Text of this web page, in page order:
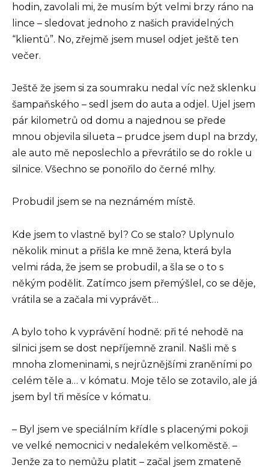
hodin, zavolali mi, že musím být velmi brzy ráno na
lince – sledovat jednoho z našich pravidelných
“klientů”. No, zřejmě jsem musel odjet ještě ten
večer.
Ještě že jsem si za soumraku nedal víc než sklenku
šampaňského – sedl jsem do auta a odjel. Ujel jsem
pár kilometrů od domu a najednou se přede
mnou objevila silueta – prudce jsem dupl na brzdy,
ale auto mě neposlechlo a převrátilo se do rokle u
silnice. Všechno se ponořilo do černé mlhy.
Probudil jsem se na neznámém místě.
Kde jsem to vlastně byl? Co se stalo? Uplynulo
několik minut a přišla ke mně žena, která byla
velmi ráda, že jsem se probudil, a šla se o to s
někým podělit. Zatímco jsem přemýšlel, co se děje,
vrátila se a začala mi vyprávět…
A bylo toho k vyprávění hodně: při té nehodě na
silnici jsem se dost nepříjemně zranil. Našli mě s
mnoha zlomeninami, s nejrůznějšími zraněními po
celém těle a… v kómatu. Moje tělo se zotavilo, ale já
jsem byl tři měsíce v kómatu.
– Byl jsem ve speciálním křídle s placenými pokoji
ve velké nemocnici v nedalekém velkoměstě. –
Jenže za to nemůžu platit – začal jsem zmateně